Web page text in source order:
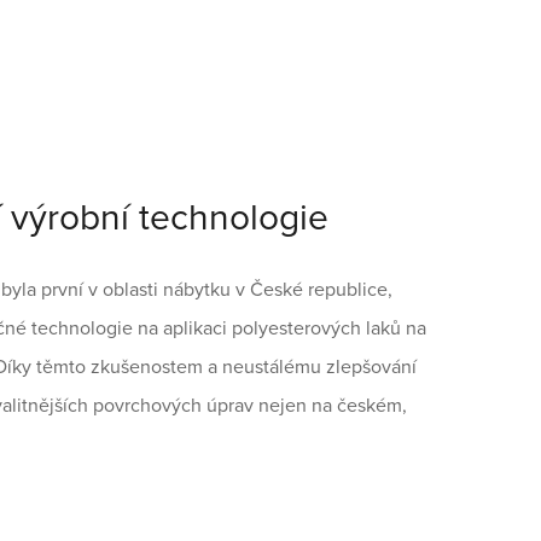
technologie
první v oblasti nábytku v České republice,
technologie na aplikaci polyesterových laků na
těmto zkušenostem a neustálému zlepšování
povrchových úprav nejen na českém,